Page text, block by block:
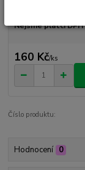
Nejsme plátci DPH
160 Kč/ks
Číslo produktu:
Hodnocení 0